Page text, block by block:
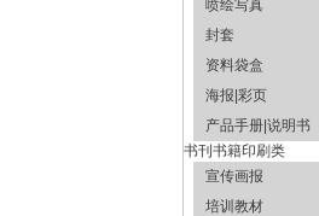
喷绘写真
封套
资料袋盒
海报|彩页
产品手册|说明书
书刊书籍印刷类
宣传画报
培训教材